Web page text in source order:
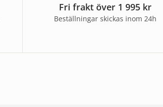
Fri frakt över 1 995 kr
Beställningar skickas inom 24h